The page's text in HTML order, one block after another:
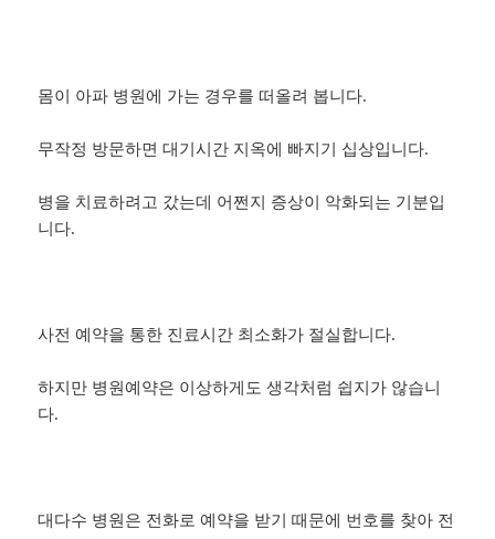
몸이 아파 병원에 가는 경우를 떠올려 봅니다.
무작정 방문하면 대기시간 지옥에 빠지기 십상입니다.
병을 치료하려고 갔는데 어쩐지 증상이 악화되는 기분입
니다.
사전 예약을 통한 진료시간 최소화가 절실합니다.
하지만 병원예약은 이상하게도 생각처럼 쉽지가 않습니
다.
대다수 병원은 전화로 예약을 받기 때문에 번호를 찾아 전